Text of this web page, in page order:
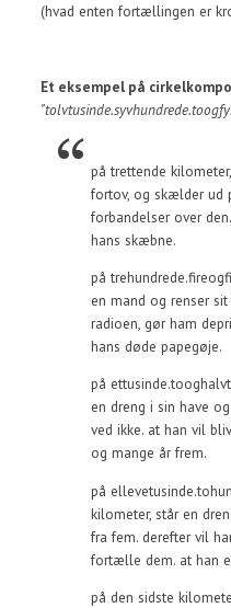
(hvad enten fortællingen er
Et eksempel på
på trettende
fortov, og skælder ud
forbandelser over
hans skæbne.
på
en mand og renser
radioen, gør ham
hans døde papegøje.
på
en dreng i sin have
ved ikke. at han vil
og mange år frem.
på
kilometer, står en
fra fem. derefter vil
fortælle dem. at han
på den sidste